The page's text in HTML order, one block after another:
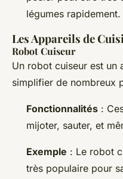
légumes rapidement.
Les Appareils de
Robot Cuiseur
Un robot cuiseur est un
simplifier de nombreux
Fonctionnalités :
mijoter, sauter, et
Exemple : Le robot
très populaire pour